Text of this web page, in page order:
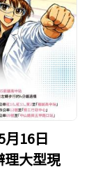
月16日
理大型現